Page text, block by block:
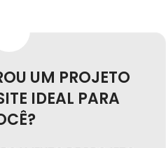
UM PROJETO
IDEAL PARA